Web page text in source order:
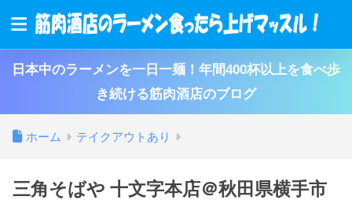
日本中のラーメンを一日一麺！年間400杯以上を食べ歩
き続ける筋肉酒店のブログ
ホーム テイクアウトあり
三角そばや 十文字本店＠秋田県横手市